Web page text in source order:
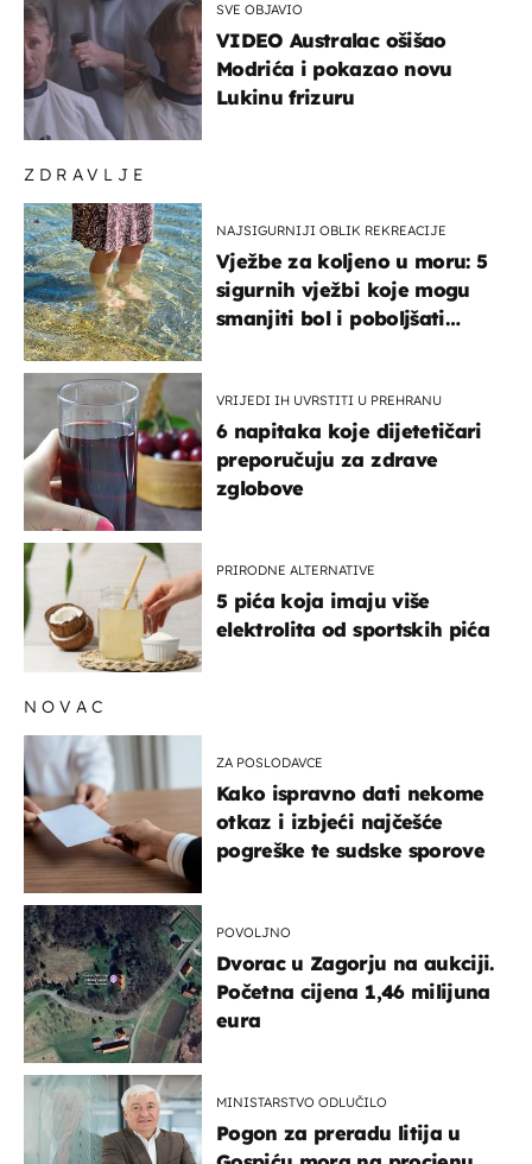
ZDRAVLJE
NAJSIGURNIJI OBLIK REKREACIJE
Vježbe za koljeno u moru: 5
sigurnih vježbi koje mogu
smanjiti bol i poboljšati
VRIJEDI IH UVRSTITI U PREHRANU
6 napitaka koje dijetetičari
preporučuju za zdrave
zglobove
PRIRODNE ALTERNATIVE
5 pića koja imaju više
elektrolita od sportskih pića
SVE OBJAVIO
VIDEO Australac ošišao
Modrića i pokazao novu
Lukinu frizuru
NOVAC
ZA POSLODAVCE
Kako ispravno dati nekome
otkaz i izbjeći najčešće
pogreške te sudske sporove
POVOLJNO
Dvorac u Zagorju na aukciji.
Početna cijena 1,46 milijuna
eura
MINISTARSTVO ODLUČILO
Pogon za preradu litija u